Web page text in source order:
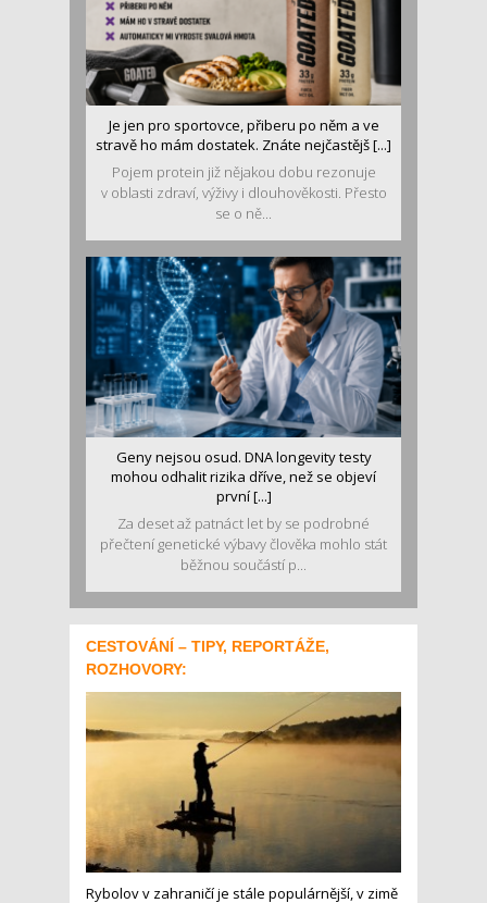
Je jen pro sportovce, přiberu po něm a ve
stravě ho mám dostatek. Znáte nejčastějš [...]
Pojem protein již nějakou dobu rezonuje
v oblasti zdraví, výživy i dlouhověkosti. Přesto
se o ně...
Geny nejsou osud. DNA longevity testy
mohou odhalit rizika dříve, než se objeví
první [...]
Za deset až patnáct let by se podrobné
přečtení genetické výbavy člověka mohlo stát
běžnou součástí p...
CESTOVÁNÍ – TIPY, REPORTÁŽE,
ROZHOVORY:
Rybolov v zahraničí je stále populárnější, v zimě